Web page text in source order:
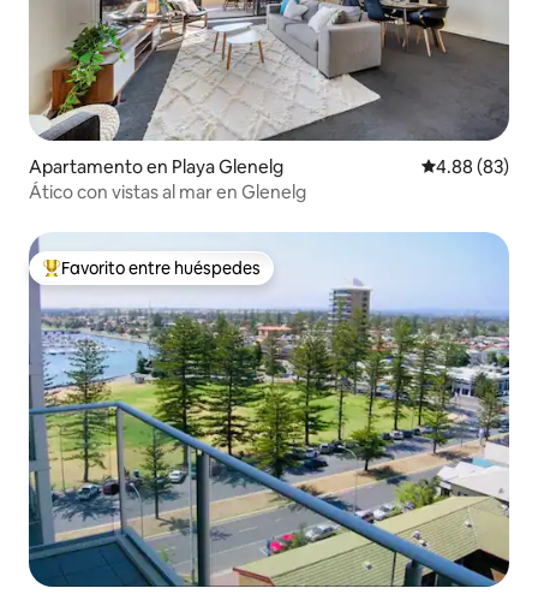
Apartamento en Playa Glenelg Calificación
4.88 (83)
Ático con vistas al mar en Glenelg
Favorito entre huéspedes preferido
Favorito entre huéspedes